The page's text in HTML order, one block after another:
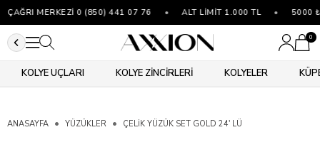
MERKEZİ 0 (850) 441 07 76 • ALT LİMİT 1.000 TL • 5000 ₺ VE
0
KOLYE UÇLARI KOLYE ZİNCİRLERİ KOLYELER
ANASAYFA YÜZÜKLER ÇELIK YÜZÜK SET GOLD 24' LÜ